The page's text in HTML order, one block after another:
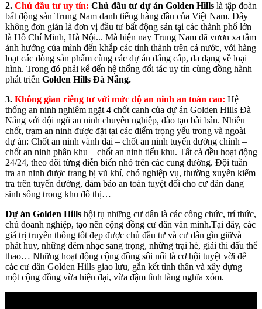
2. Chủ đầu tư uy tín: Chủ đầu tư dự án Golden Hills là tập đoàn
bất động sản Trung Nam danh tiếng hàng đầu của Việt Nam. Đây
không đơn giản là đơn vị đầu tư bất động sản tại các thành phố lớn
là Hồ Chí Minh, Hà Nội... Mà hiện nay Trung Nam đã vươn xa tầm
ảnh hưởng của mình đến khắp các tỉnh thành trên cả nước, với hàng
loạt các dòng sản phẩm cùng các dự án đẳng cấp, đa dạng về loại
hình. Trong đó phải kể đến hệ thống đối tác uy tín cùng đồng hành
phát triển Golden Hills Đà Nẵng.
3. Không gian riêng tư với mức độ an ninh an toàn cao: Hệ
thống an ninh nghiêm ngặt 4 chốt canh của dự án Golden Hills Đà
Nẵng với đội ngũ an ninh chuyên nghiệp, đào tạo bài bản. Nhiều
chốt, trạm an ninh được đặt tại các điểm trọng yếu trong và ngoài
dự án: Chốt an ninh vành đai – chốt an ninh tuyến đường chính –
chốt an ninh phân khu – chốt an ninh tiểu khu. Tất cả đều hoạt động
24/24, theo dõi từng diễn biến nhỏ trên các cung đường. Đội tuần
tra an ninh được trang bị vũ khí, chó nghiệp vụ, thường xuyên kiểm
tra trên tuyến đường, đảm bảo an toàn tuyệt đối cho cư dân đang
sinh sống trong khu đô thị…
Dự án Golden Hills hội tụ những cư dân là các công chức, trí thức,
chủ doanh nghiệp, tạo nên cộng đồng cư dân văn minh.Tại đây, các
giá trị truyền thống tốt đẹp được chủ đầu tư và cư dân gìn giữvà
phát huy, những đêm nhạc sang trọng, những trại hè, giải thi đấu thể
thao… Những hoạt động cộng đồng sôi nổi là cơ hội tuyệt vời để
các cư dân Golden Hills giao lưu, gắn kết tình thân và xây dựng
một cộng đồng vừa hiện đại, vừa đậm tình làng nghĩa xóm.